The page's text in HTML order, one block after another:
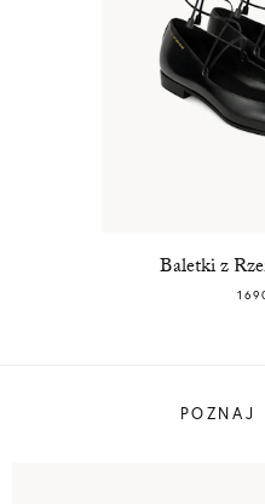
Baletki z
POZNAJ